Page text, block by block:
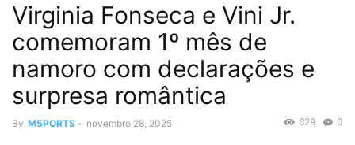
Virginia Fonseca e Vini Jr.
comemoram 1º mês de
namoro com declarações e
surpresa romântica
By M5PORTS - novembro 28, 2025 0
629